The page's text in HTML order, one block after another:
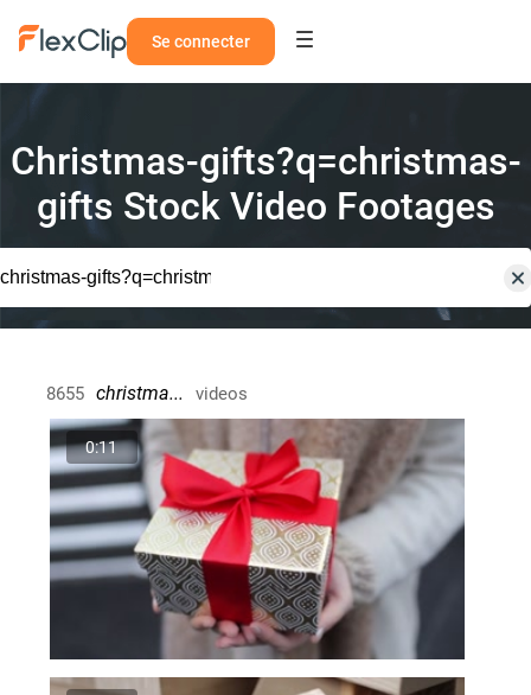
Se connecter
Christmas-gifts?q=christmas-
gifts Stock Video Footages
8655 christma... videos
0:11